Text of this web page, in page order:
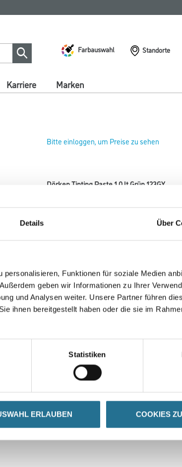
Details Über
Funktionen für soziale Medien
geben wir Informationen zu Ihrer
und Analysen weiter. Unsere Partner führen
ihnen bereitgestellt haben oder die sie im
Statistiken
ERLAUBEN COOKIES
Farbauswahl
Standorte
Karriere Marken
Bitte einloggen, um Preise zu sehen
Dörken Tinting Paste 1,0 lt Grün 123GY
Umrechnungsfaktoren
GEFAHRENHINWEISE